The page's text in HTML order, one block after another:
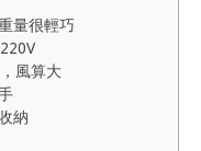
量很輕巧
風算大
納